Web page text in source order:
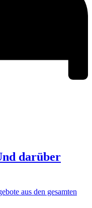
darüber
aus den gesamten